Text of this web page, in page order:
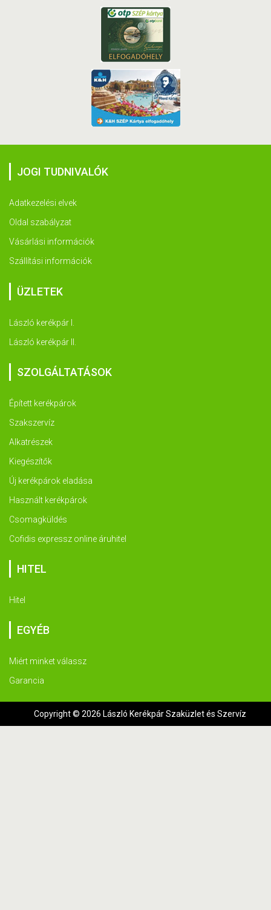
JOGI TUDNIVALÓK
Adatkezelési elvek
Oldal szabályzat
Vásárlási információk
Szállítási információk
ÜZLETEK
László kerékpár I.
László kerékpár II.
SZOLGÁLTATÁSOK
Épített kerékpárok
Szakszervíz
Alkatrészek
Kiegészítők
Új kerékpárok eladása
Használt kerékpárok
Csomagküldés
Cofidis expressz online áruhitel
HITEL
Hitel
EGYÉB
Miért minket válassz
Garancia
Copyright © 2026 László Kerékpár Szaküzlet és Szervíz